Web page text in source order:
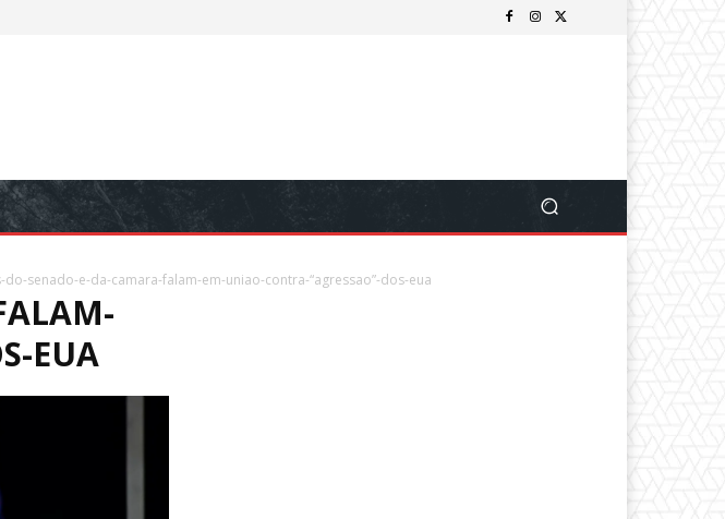
do-senado-e-da-camara-falam-em-uniao-contra-“agressao”-dos-eua
EUA